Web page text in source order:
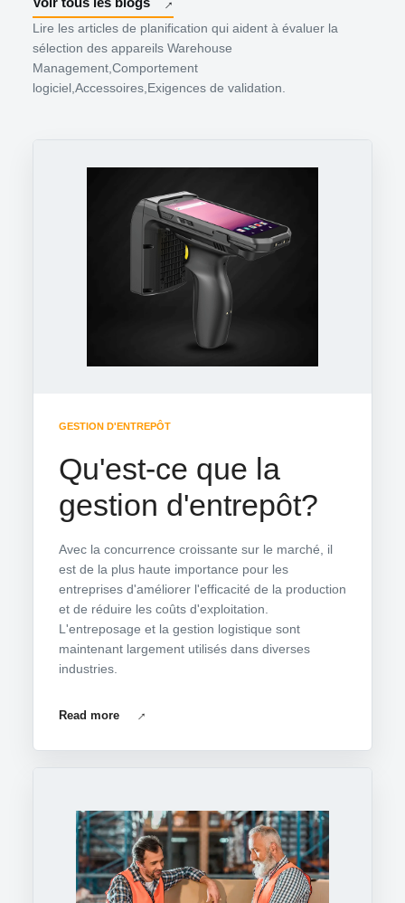
Lire les articles de planification qui aident à évaluer la
sélection des appareils Warehouse
Management,Comportement
logiciel,Accessoires,Exigences de validation.
GESTION D'ENTREPÔT
Qu'est-ce que la
gestion d'entrepôt?
Avec la concurrence croissante sur le marché, il
est de la plus haute importance pour les
entreprises d'améliorer l'efficacité de la production
et de réduire les coûts d'exploitation.
L'entreposage et la gestion logistique sont
maintenant largement utilisés dans diverses
industries.
Read more